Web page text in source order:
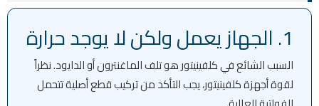
1. الجهاز يعمل ولكن لا يوجد حرارة
السبب الشائع في كلفينيتور هو تلف الماغنترون أو الدايود. نظراً
لقوة أجهزة كلفينيتور، يجب التأكد من تركيب قطع أصلية تتحمل